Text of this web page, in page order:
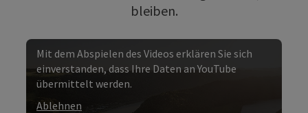
bleiben.
Mit dem Abspielen des Videos erklären Sie sich
einverstanden, dass Ihre Daten an YouTube
übermittelt werden.
Ablehnen